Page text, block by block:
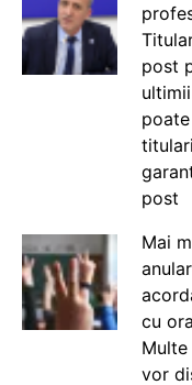
post
post
Mai
cu
vor